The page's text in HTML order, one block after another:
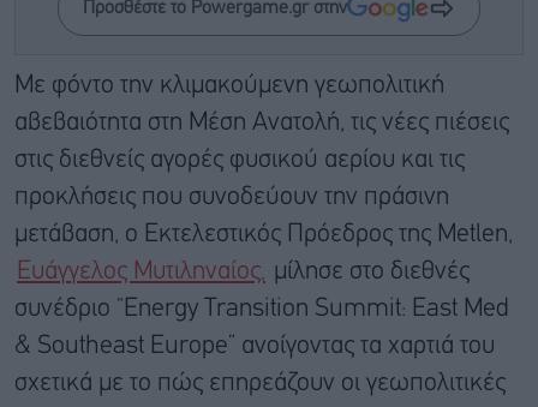
Προσθέστε το Powergame.gr στην
Με φόντο την κλιμακούμενη γεωπολιτική
αβεβαιότητα στη Μέση Ανατολή, τις νέες πιέσεις
στις διεθνείς αγορές φυσικού αερίου και τις
προκλήσεις που συνοδεύουν την πράσινη
μετάβαση, ο Εκτελεστικός Πρόεδρος της Metlen,
Ευάγγελος Μυτιληναίος, μίλησε στο διεθνές
συνέδριο “Energy Transition Summit: East Med
& Southeast Europe” ανοίγοντας τα χαρτιά του
σχετικά με το πώς επηρεάζουν οι γεωπολιτικές